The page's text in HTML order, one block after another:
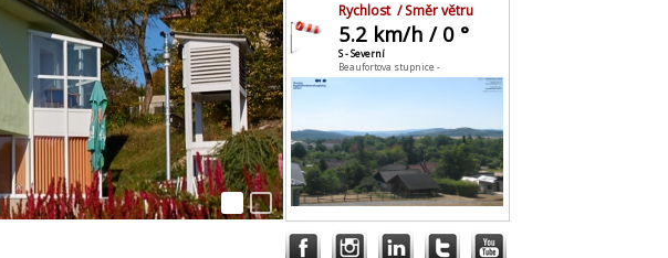
Rychlost / Směr větru
5.2 km/h / 0 °
S - Severní
Beaufortova stupnice -